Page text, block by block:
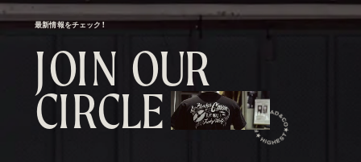
最新情報をチェック！
JOIN OUR
CIRCLE